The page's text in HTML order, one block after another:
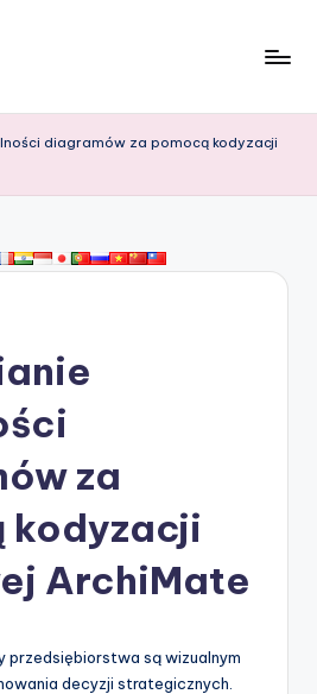
diagramów za pomocą kodyzacji
za
kodyzacji
ArchiMate
przedsiębiorstwa są wizualnym
decyzji strategicznych.